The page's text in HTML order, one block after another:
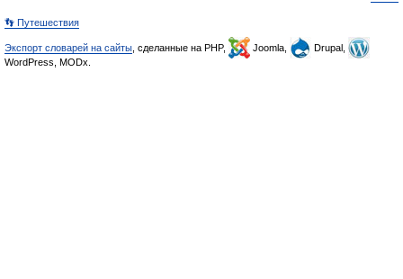
👣 Путешествия
Экспорт словарей на сайты , сделанные на PHP, Joomla,
Drupal,
WordPress, MODx.